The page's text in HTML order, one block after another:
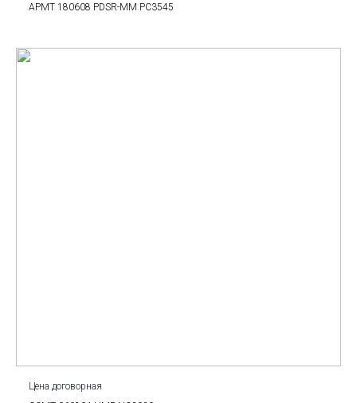
APMT 180608 PDSR-MM PC3545
Цена договорная